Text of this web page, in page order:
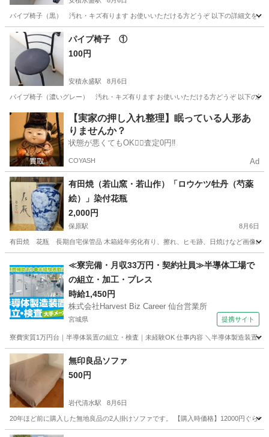
パイプ椅子（黒） 汚れ・キズ有ります お使いいただける方どうぞ 以下の詳細文をご
福島 郡山市 安積永盛駅 椅子
パイプ椅子 ①
100円
安積永盛駅 8月6日
パイプ椅子（濃いグレー） 汚れ・キズ有ります お使いいただける方どうぞ 以下の詳
福島 郡山市 安積永盛駅 椅子
【実家の押し入れ整理】眠っている人形あ
りませんか？
状態が悪くてもOK🙆‍♀️査定0円‼️
COYASH Ad
有田焼（若山窯・若山作）「ロウケツ牡丹（芍薬
絵）」染付花瓶
2,000円
保原駅 8月6日
有田焼 花瓶 長期自宅保管品 木箱経年劣化有り、擦れ、ヒモ跡、日焼けなど画像に
保原駅 インテリア雑貨/小物 芍薬
≪寮完備・月収33万円・契約社員≫半導体工場で
の組立・加工・プレス
時給1,450円
株式会社Harvest Biz Career 仙台営業所
宮城県 提携サイト
寮費実質1万円台｜半導体装置の組立・検査｜未経験OK 仕事内容 ＼半導体製造装置
宮城 その他
無印良品ソファ
500円
岩代清水駅 8月6日
20年ほど前に購入した無地良品の2人掛けソファです。 【購入時価格】12000円ぐら